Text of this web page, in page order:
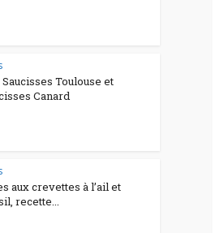
Saucisses Toulouse et
Canard
aux crevettes à l’ail et
recette...